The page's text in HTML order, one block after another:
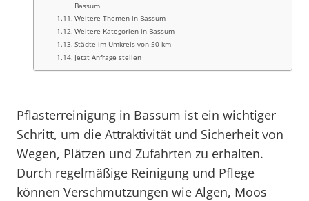
Bassum
Weitere Themen in Bassum
Weitere Kategorien in Bassum
Städte im Umkreis von 50 km
Jetzt Anfrage stellen
Pflasterreinigung in Bassum ist ein wichtiger
Schritt, um die Attraktivität und Sicherheit von
Wegen, Plätzen und Zufahrten zu erhalten.
Durch regelmäßige Reinigung und Pflege
können Verschmutzungen wie Algen, Moos